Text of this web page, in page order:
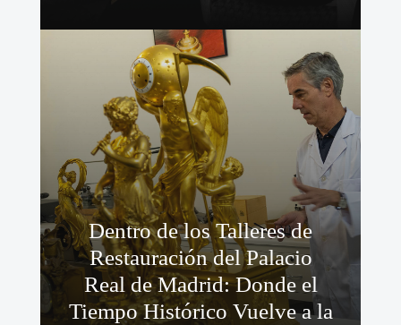
Dentro de los Talleres de
Restauración del Palacio
Real de Madrid: Donde el
Tiempo Histórico Vuelve a la